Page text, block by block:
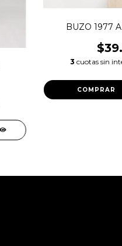
BUZO 1977
3 cuotas sin
COMPRAR